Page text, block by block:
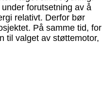
forutsetning av å
relativt. Derfor bør
På samme tid, for
til valget av støttemotor,